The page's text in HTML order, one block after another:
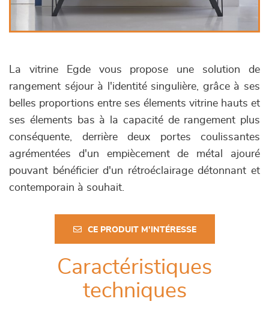
La vitrine Egde vous propose une solution de
rangement séjour à l'identité singulière, grâce à ses
belles proportions entre ses élements vitrine hauts et
ses élements bas à la capacité de rangement plus
conséquente, derrière deux portes coulissantes
agrémentées d'un empiècement de métal ajouré
pouvant bénéficier d'un rétroéclairage détonnant et
contemporain à souhait.
CE PRODUIT M'INTÉRESSE
Caractéristiques
techniques